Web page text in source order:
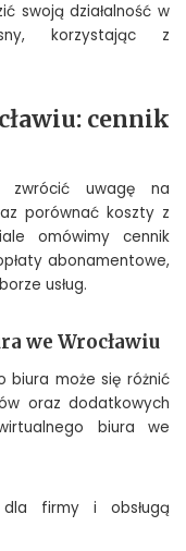
swoją działalność w
korzystając z
cennik
zwrócić uwagę na
porównać koszty z
omówimy cennik
abonamentowe,
usług.
we Wrocławiu
biura może się różnić
oraz dodatkowych
biura we
firmy i obsługą